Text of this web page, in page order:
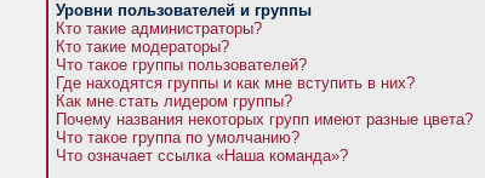
Уровни пользователей и группы
Кто такие администраторы?
Кто такие модераторы?
Что такое группы пользователей?
Где находятся группы и как мне вступить в них?
Как мне стать лидером группы?
Почему названия некоторых групп имеют разные цвета?
Что такое группа по умолчанию?
Что означает ссылка «Наша команда»?